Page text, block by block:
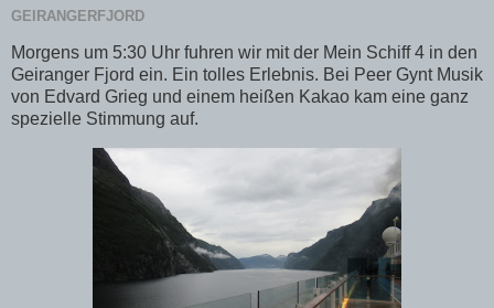
GEIRANGERFJORD
Morgens um 5:30 Uhr fuhren wir mit der Mein Schiff 4 in den
Geiranger Fjord ein. Ein tolles Erlebnis. Bei Peer Gynt Musik
von Edvard Grieg und einem heißen Kakao kam eine ganz
spezielle Stimmung auf.